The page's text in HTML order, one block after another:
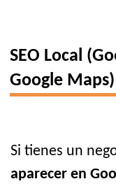
SEO Local
Google Maps)
Si tienes un
aparecer en